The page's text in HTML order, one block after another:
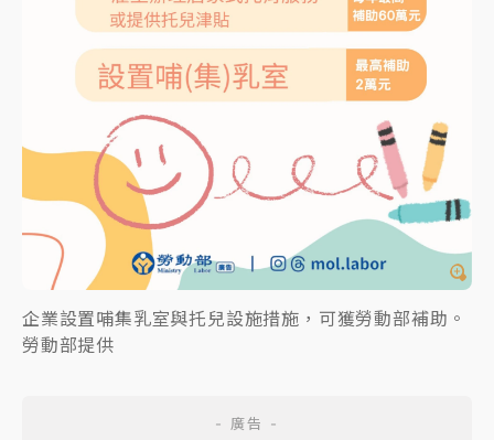
企業設置哺集乳室與托兒設施措施，可獲勞動部補助。
勞動部提供